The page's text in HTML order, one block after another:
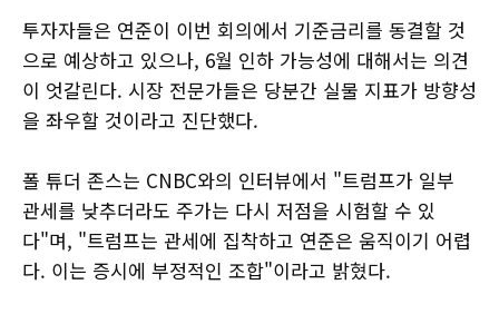
투자자들은 연준이 이번 회의에서 기준금리를 동결할 것
으로 예상하고 있으나, 6월 인하 가능성에 대해서는 의견
이 엇갈린다. 시장 전문가들은 당분간 실물 지표가 방향성
을 좌우할 것이라고 진단했다.
폴 튜더 존스는 CNBC와의 인터뷰에서 "트럼프가 일부
관세를 낮추더라도 주가는 다시 저점을 시험할 수 있
다"며, "트럼프는 관세에 집착하고 연준은 움직이기 어렵
다. 이는 증시에 부정적인 조합"이라고 밝혔다.